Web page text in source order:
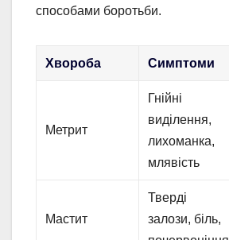
способами боротьби.
Хвороба Симптоми
Метрит
Гнійні
виділення,
лихоманка,
млявість
Мастит
Тверді
залози, біль,